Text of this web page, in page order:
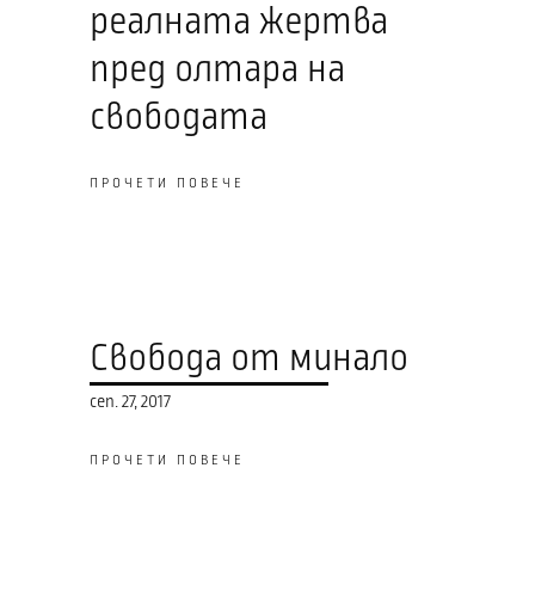
реалната жертва
пред олтара на
свободата
ПРОЧЕТИ ПОВЕЧЕ
Свобода от минало
сеп. 27, 2017
ПРОЧЕТИ ПОВЕЧЕ